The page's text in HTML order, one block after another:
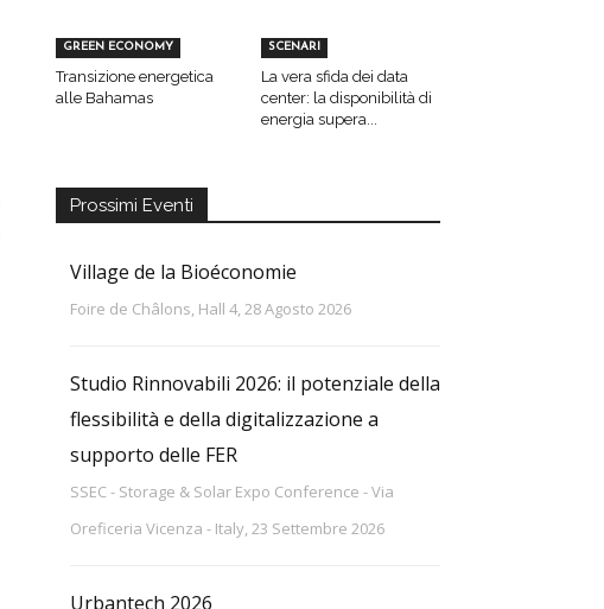
GREEN ECONOMY
Transizione energetica
alle Bahamas
SCENARI
La vera sfida dei data
center: la disponibilità di
energia supera...
Prossimi Eventi
Village de la Bioéconomie
Foire de Châlons, Hall 4, 28 Agosto 2026
Studio Rinnovabili 2026: il potenziale della
flessibilità e della digitalizzazione a
supporto delle FER
SSEC - Storage & Solar Expo Conference - Via
Oreficeria Vicenza - Italy, 23 Settembre 2026
Urbantech 2026